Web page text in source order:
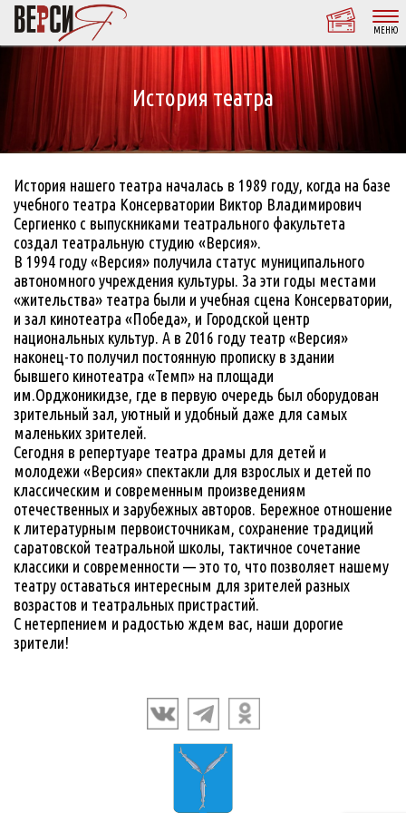
МЕНЮ
История театра
История нашего театра началась в 1989 году, когда на базе
учебного театра Консерватории Виктор Владимирович
Сергиенко с выпускниками театрального факультета
создал театральную студию «Версия».
В 1994 году «Версия» получила статус муниципального
автономного учреждения культуры. За эти годы местами
«жительства» театра были и учебная сцена Консерватории,
и зал кинотеатра «Победа», и Городской центр
национальных культур. А в 2016 году театр «Версия»
наконец-то получил постоянную прописку в здании
бывшего кинотеатра «Темп» на площади
им.Орджоникидзе, где в первую очередь был оборудован
зрительный зал, уютный и удобный даже для самых
маленьких зрителей.
Сегодня в репертуаре театра драмы для детей и
молодежи «Версия» спектакли для взрослых и детей по
классическим и современным произведениям
отечественных и зарубежных авторов. Бережное отношение
к литературным первоисточникам, сохранение традиций
саратовской театральной школы, тактичное сочетание
классики и современности — это то, что позволяет нашему
театру оставаться интересным для зрителей разных
возрастов и театральных пристрастий.
С нетерпением и радостью ждем вас, наши дорогие
зрители!